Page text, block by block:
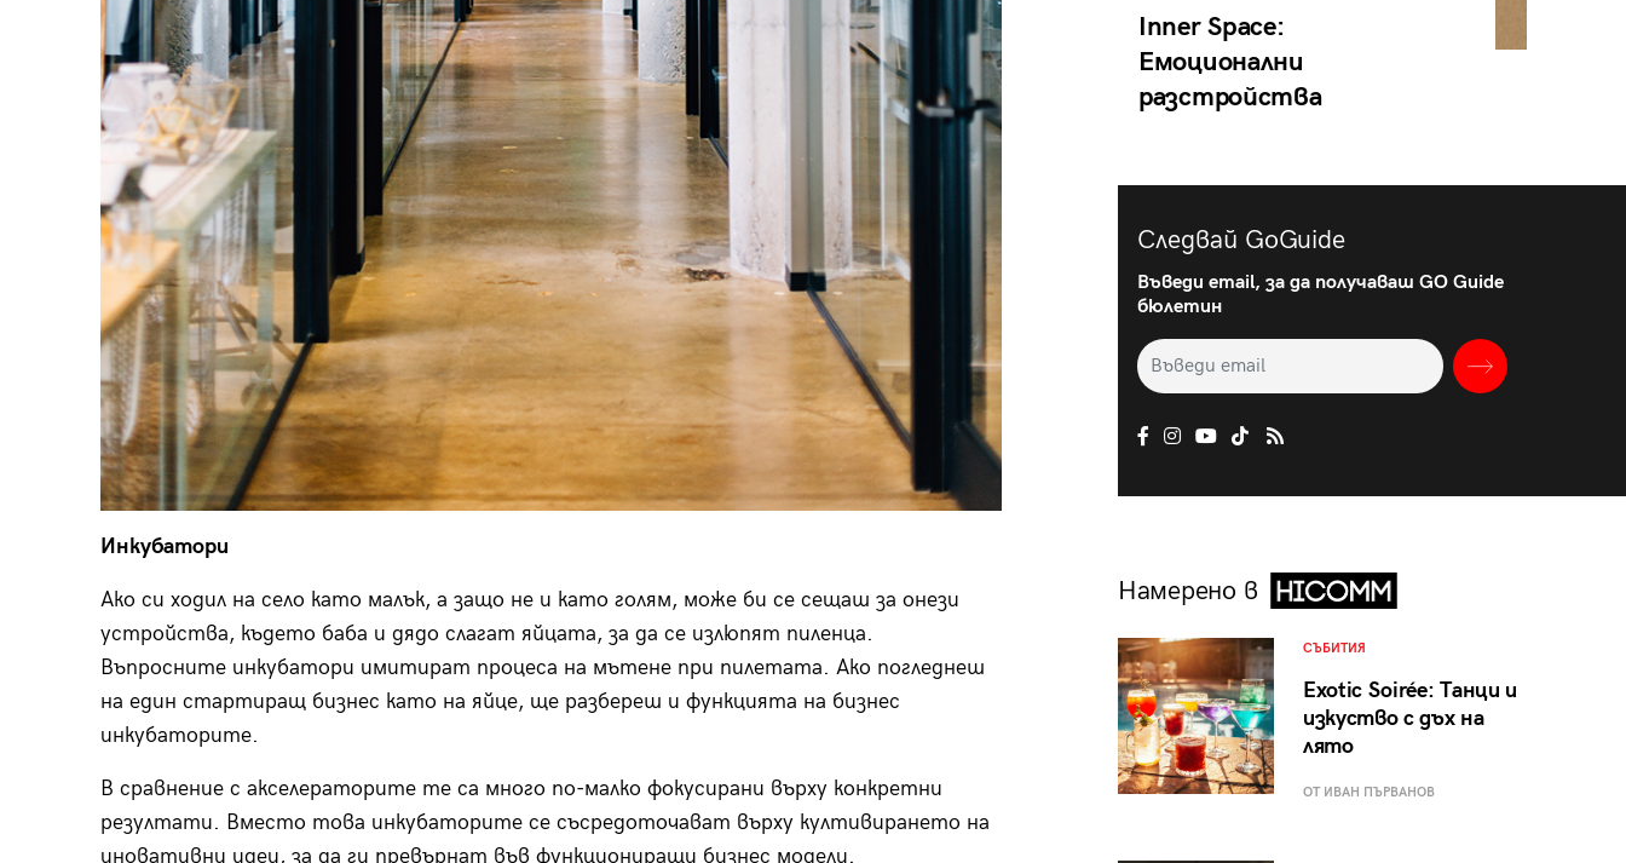
Инкубатори
Ако си ходил на село като малък, а защо не и като голям, може би се сещаш за онези
устройства, където баба и дядо слагат яйцата, за да се излюпят пиленца.
Въпросните инкубатори имитират процеса на мътене при пилетата. Ако погледнеш
на един стартиращ бизнес като на яйце, ще разбереш и функцията на бизнес
инкубаторите.
В сравнение с акселераторите те са много по-малко фокусирани върху конкретни
резултати. Вместо това инкубаторите се съсредоточават върху култивирането на
иновативни идеи, за да ги превърнат във функциониращи бизнес модели.
Inner Space:
Емоционални
разстройства
Следвай GoGuide
Въведи email, за да получаваш GO Guide
бюлетин
Намерено в
СЪБИТИЯ
Exotic Soirée: Танци и
изкуство с дъх на
лято
ОТ ИВАН ПЪРВАНОВ